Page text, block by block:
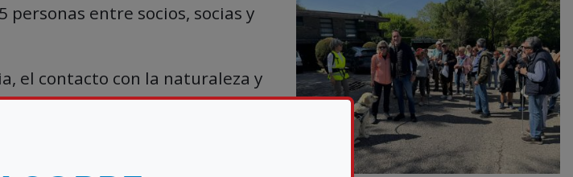
entre socios, socias y
el contacto con la naturaleza y
participantes pudieron
cómodamente en autocar. A la
un desayuno antes de iniciar